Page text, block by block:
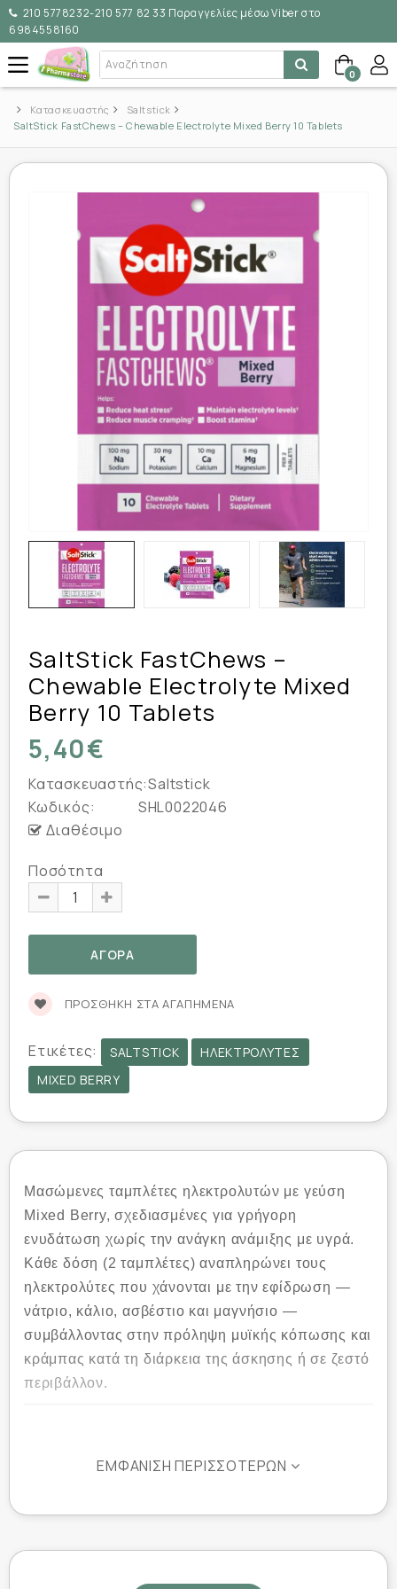
210 5778232-210 577 82 33 Παραγγελίες μέσω Viber στο
6984558160
0
Κατασκευαστής
Saltstick
SaltStick FastChews – Chewable Electrolyte Mixed Berry 10 Tablets
SaltStick FastChews –
Chewable Electrolyte Mixed
Berry 10 Tablets
5,40€
Κατασκευαστής:Saltstick
Κωδικός:
SHL0022046
Διαθέσιμο
Ποσότητα
ΠΡΟΣΘΉΚΗ ΣΤΑ ΑΓΑΠΗΜΈΝΑ
Ετικέτες: SALTSTICK
ΗΛΕΚΤΡΟΛΎΤΕΣ
MIXED BERRY
Μασώμενες ταμπλέτες ηλεκτρολυτών με γεύση
Mixed Berry, σχεδιασμένες για γρήγορη
ενυδάτωση χωρίς την ανάγκη ανάμιξης με υγρά.
Κάθε δόση (2 ταμπλέτες) αναπληρώνει τους
ηλεκτρολύτες που χάνονται με την εφίδρωση —
νάτριο, κάλιο, ασβέστιο και μαγνήσιο —
συμβάλλοντας στην πρόληψη μυϊκής κόπωσης και
κράμπας κατά τη διάρκεια της άσκησης ή σε ζεστό
περιβάλλον.
Ιδιότητες / Οφέλη:ΕΜΦΆΝΙΣΗ ΠΕΡΙΣΣΌΤΕΡΩΝ